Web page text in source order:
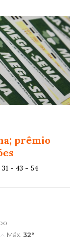
prêmio
- 43 - 54
Máx. 32°